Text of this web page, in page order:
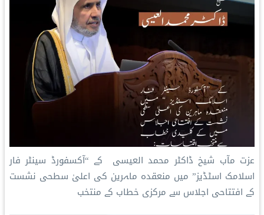
عزت مآب شیخ ڈاکٹر ⁧محمد العیسی⁩ ⁩ کے “آکسفورڈ سینٹر فار
اسلامک اسٹڈیز” میں منعقدہ ماہرین کی اعلیٰ سطحی نشست
کے افتتاحی اجلاس سے مرکزی خطاب کے منتخب